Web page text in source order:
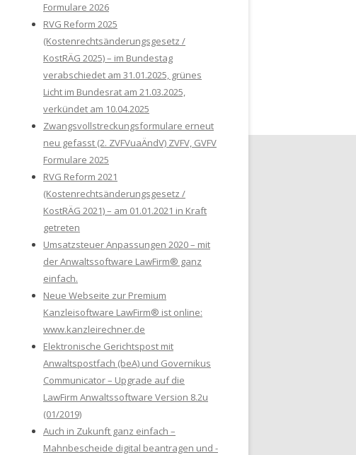
Formulare 2026
RVG Reform 2025
(Kostenrechtsänderungsgesetz /
KostRÄG 2025) – im Bundestag
verabschiedet am 31.01.2025, grünes
Licht im Bundesrat am 21.03.2025,
verkündet am 10.04.2025
Zwangsvollstreckungsformulare erneut
neu gefasst (2. ZVFVuaÄndV) ZVFV, GVFV
Formulare 2025
RVG Reform 2021
(Kostenrechtsänderungsgesetz /
KostRÄG 2021) – am 01.01.2021 in Kraft
getreten
Umsatzsteuer Anpassungen 2020 – mit
der Anwaltssoftware LawFirm® ganz
einfach.
Neue Webseite zur Premium
Kanzleisoftware LawFirm® ist online:
www.kanzleirechner.de
Elektronische Gerichtspost mit
Anwaltspostfach (beA) und Governikus
Communicator – Upgrade auf die
LawFirm Anwaltssoftware Version 8.2u
(01/2019)
Auch in Zukunft ganz einfach –
Mahnbescheide digital beantragen und -